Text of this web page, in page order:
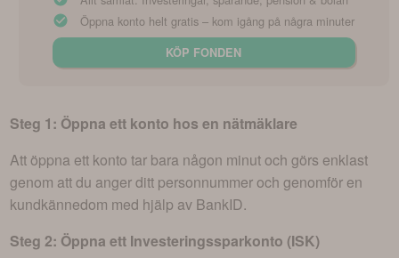
Öppna konto helt gratis – kom igång på några minuter
KÖP FONDEN
Steg 1: Öppna ett konto hos en nätmäklare
Att öppna ett konto tar bara någon minut och görs enklast
genom att du anger ditt personnummer och genomför en
kundkännedom med hjälp av BankID.
Steg 2: Öppna ett Investeringssparkonto (ISK)